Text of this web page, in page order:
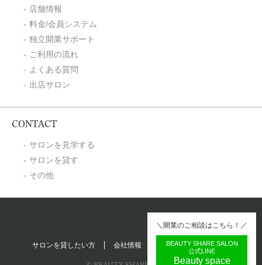
店舗情報
料金/会員システム
独立開業サポート
ご利用の流れ
よくある質問
出店サロン
CONTACT
サロンを見学する
サロンを貸す
その他
サロンを貸したい方 会社情報 プライバシーポリシー
＼開業のご相談はこちら！／
BEAUTY SHARE SALON
公式LINE
Beauty space